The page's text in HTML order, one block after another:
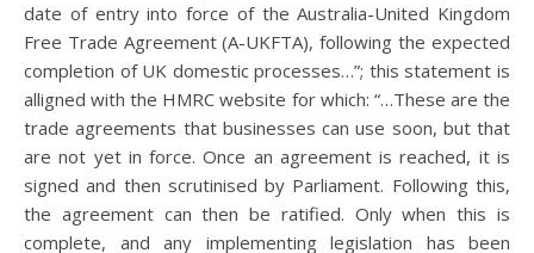
date of entry into force of the Australia-United Kingdom
Free Trade Agreement (A-UKFTA), following the expected
completion of UK domestic processes…”; this statement is
alligned with the HMRC website for which: “…These are the
trade agreements that businesses can use soon, but that
are not yet in force. Once an agreement is reached, it is
signed and then scrutinised by Parliament. Following this,
the agreement can then be ratified. Only when this is
complete, and any implementing legislation has been